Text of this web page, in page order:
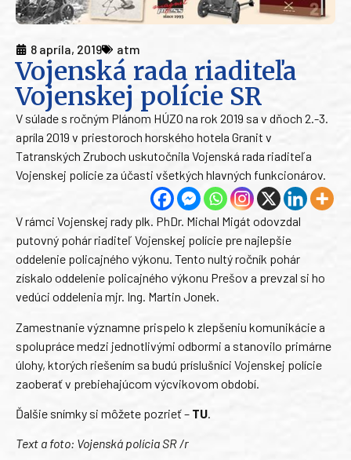
8 apríla, 2019 atm
Vojenská rada riaditeľa
Vojenskej polície SR
V súlade s ročným Plánom HÚZO na rok 2019 sa v dňoch 2.-3.
apríla 2019 v priestoroch horského hotela Granit v
Tatranských Zruboch uskutočnila Vojenská rada riaditeľa
Vojenskej polície za účasti všetkých hlavných funkcionárov.
V rámci Vojenskej rady plk. PhDr. Michal Migát odovzdal
putovný pohár riaditeľ Vojenskej polície pre najlepšie
oddelenie policajného výkonu. Tento nultý ročník pohár
získalo oddelenie policajného výkonu Prešov a prevzal si ho
vedúci oddelenia mjr. Ing. Martin Jonek.
Zamestnanie významne prispelo k zlepšeniu komunikácie a
spolupráce medzi jednotlivými odbormi a stanovilo primárne
úlohy, ktorých riešením sa budú príslušníci Vojenskej polície
zaoberať v prebiehajúcom výcvikovom období.
Ďalšie snímky si môžete pozrieť – TU.
Text a foto: Vojenská polícia SR /r